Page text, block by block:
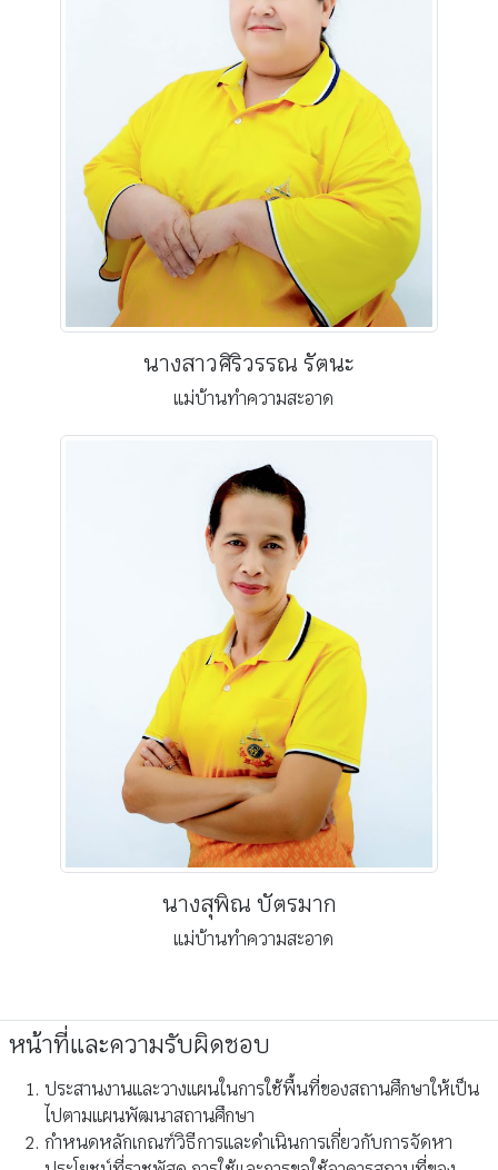
นางสาวศิริวรรณ รัตนะ
แม่บ้านทำความสะอาด
นางสุพิณ บัตรมาก
แม่บ้านทำความสะอาด
หน้าที่และความรับผิดชอบ
ประสานงานและวางแผนในการใช้พื้นที่ของสถานศึกษาให้เป็น
ไปตามแผนพัฒนาสถานศึกษา
กำหนดหลักเกณฑ์วิธีการและดำเนินการเกี่ยวกับการจัดหา